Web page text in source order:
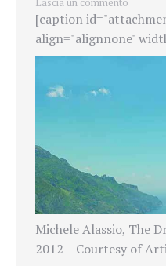
[caption
align="alignnone"
Michele Alassio, The
2012 – Courtesy of